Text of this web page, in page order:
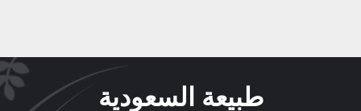
طبيعة السعودية